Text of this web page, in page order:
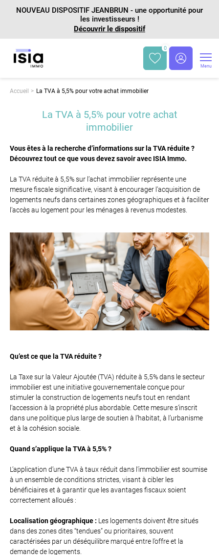
NOUVEAU DISPOSITIF JEANBRUN - une opportunité pour
les investisseurs !
Découvrir le dispositif
0
Menu
Accueil La TVA à 5,5% pour votre achat immobilier
La TVA à 5,5% pour votre achat
immobilier
Vous êtes à la recherche d’informations sur la TVA réduite ?
Découvrez tout ce que vous devez savoir avec ISIA Immo.
La TVA réduite à 5,5% sur l’achat immobilier représente une
mesure fiscale significative, visant à encourager l’acquisition de
logements neufs dans certaines zones géographiques et à faciliter
l’accès au logement pour les ménages à revenus modestes.
Qu’est ce que la TVA réduite ?
La Taxe sur la Valeur Ajoutée (TVA) réduite à 5,5% dans le secteur
immobilier est une initiative gouvernementale conçue pour
stimuler la construction de logements neufs tout en rendant
l’accession à la propriété plus abordable. Cette mesure s’inscrit
dans une politique plus large de soutien à l’habitat, à l’urbanisme
et à la cohésion sociale.
Quand s’applique la TVA à 5,5% ?
L’application d’une TVA à taux réduit dans l’immobilier est soumise
à un ensemble de conditions strictes, visant à cibler les
bénéficiaires et à garantir que les avantages fiscaux soient
correctement alloués :
Localisation géographique : Les logements doivent être situés
dans des zones dites “tendues” ou prioritaires, souvent
caractérisées par un déséquilibre marqué entre l’offre et la
demande de logements.